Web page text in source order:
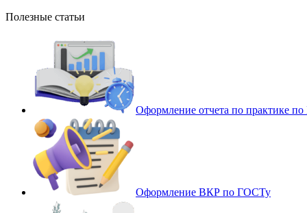
Полезные статьи
Оформление отчета по практике
Оформление ВКР по ГОСТу